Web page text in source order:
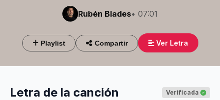
Rubén Blades• 07:01
Playlist Compartir Ver Letra
Letra de la canción Verificada